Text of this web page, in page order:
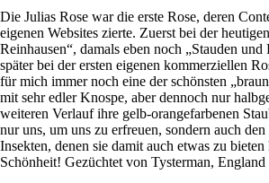
Die Julias Rose war die erste Rose, deren
eigenen Websites zierte. Zuerst bei der
Reinhausen“, damals eben noch „Stauden und
später bei der ersten eigenen kommerziellen
für mich immer noch eine der schönsten
mit sehr edler Knospe, aber dennoch nur
weiteren Verlauf ihre gelb-orangefarbenen
nur uns, um uns zu erfreuen, sondern auch
Insekten, denen sie damit auch etwas zu
Schönheit! Gezüchtet von Tysterman, England